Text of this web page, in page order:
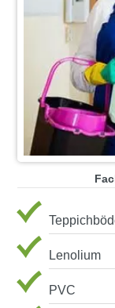
Lenolium
PVC